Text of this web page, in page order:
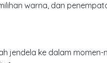
warna, dan
jendela ke dalam momen-